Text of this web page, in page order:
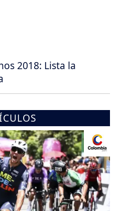
2018: Lista la